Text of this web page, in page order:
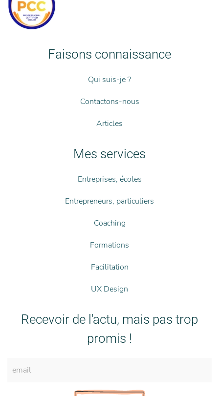
Faisons connaissance
Qui suis-je ?
Contactons-nous
Articles
Mes services
Entreprises, écoles
Entrepreneurs, particuliers
Coaching
Formations
Facilitation
UX Design
Recevoir de l'actu, mais pas trop
promis !